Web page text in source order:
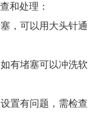
和处理：
，可以用大头针通
有堵塞可以冲洗软
置有问题，需检查